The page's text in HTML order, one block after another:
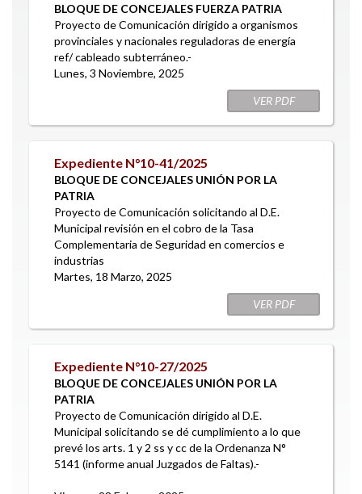
BLOQUE DE CONCEJALES FUERZA PATRIA
Proyecto de Comunicación dirigido a organismos
provinciales y nacionales reguladoras de energía
ref/ cableado subterráneo.-
Lunes, 3 Noviembre, 2025
VER PDF
Expediente N°10-41/2025
BLOQUE DE CONCEJALES UNIÓN POR LA
PATRIA
Proyecto de Comunicación solicitando al D.E.
Municipal revisión en el cobro de la Tasa
Complementaria de Seguridad en comercios e
industrias
Martes, 18 Marzo, 2025
VER PDF
Expediente N°10-27/2025
BLOQUE DE CONCEJALES UNIÓN POR LA
PATRIA
Proyecto de Comunicación dirigido al D.E.
Municipal solicitando se dé cumplimiento a lo que
prevé los arts. 1 y 2 ss y cc de la Ordenanza N°
5141 (informe anual Juzgados de Faltas).-